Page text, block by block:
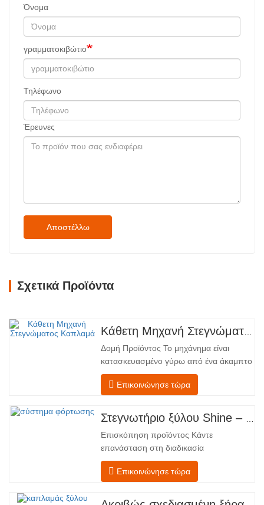
Όνομα
γραμματοκιβώτιο
Τηλέφωνο
Έρευνες
Αποστέλλω
Σχετικά Προϊόντα
Δομή Προϊόντος Το μηχάνημα είναι
κατασκευασμένο γύρω από ένα άκαμπτο
χαλύβδινο πλαίσιο που υποστηρίζει
τέσσερις ενσωματωμένες λειτουργικές
από την τροφοδοσία έως την
εκφόρτωση. Τμήμα Τροφοδοσίας –
Εξοπλισμένο με έναν μεταφορέα
τροφοδοσίας και έναν μηχανισμό…
Επικοινώνησε τώρα
Επισκόπηση προϊόντος Κάντε
επανάσταση στη διαδικασία
στεγνώματος του καπλαμά σας με την
προηγμένη τεχνολογία Shenghuai Ο
καπλαμά αντιπροσωπεύει μια σημαντική
Επικοινώνησε τώρα